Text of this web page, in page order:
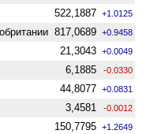
522,1887 +1.0125
817,0689 +0.9458
21,3043 +0.0049
6,1885 -0.0330
44,8077 +0.0831
3,4581 -0.0012
150,7795 +1.2649